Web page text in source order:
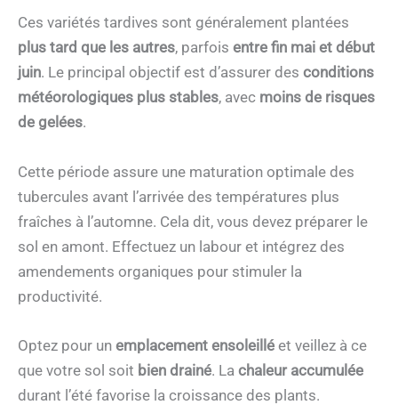
Ces variétés tardives sont généralement plantées
plus tard que les autres, parfois entre fin mai et début
juin. Le principal objectif est d’assurer des conditions
météorologiques plus stables, avec moins de risques
de gelées.
Cette période assure une maturation optimale des
tubercules avant l’arrivée des températures plus
fraîches à l’automne. Cela dit, vous devez préparer le
sol en amont. Effectuez un labour et intégrez des
amendements organiques pour stimuler la
productivité.
Optez pour un emplacement ensoleillé et veillez à ce
que votre sol soit bien drainé. La chaleur accumulée
durant l’été favorise la croissance des plants.